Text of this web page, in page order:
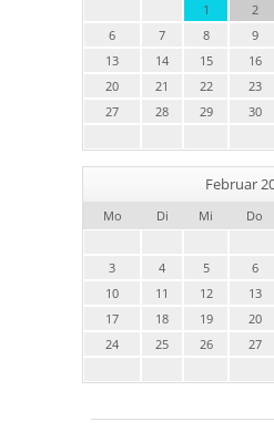
1
2
6
7 8 9
13
14 15 16
20
21 22 23
27
28 29 30
Februar
Mo Di Mi Do
3
4 5 6
10
11 12 13
17
18 19 20
24
25 26 27